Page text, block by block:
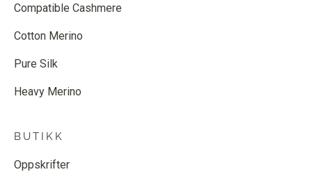
Compatible Cashmere
Cotton Merino
Pure Silk
Heavy Merino
BUTIKK
Oppskrifter